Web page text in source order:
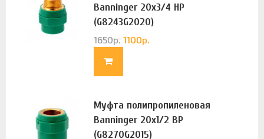
Banninger 20х3/4 НР
(G8243G2020)
1650р. 1100р.
Муфта полипропиленовая
Banninger 20х1/2 ВР
(G8270G2015)